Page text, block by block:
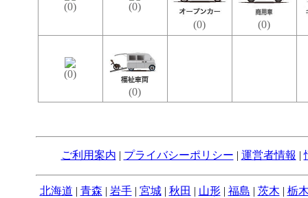
(0)
(0)
(0)
(0)
(0)
(0)
ご利用案内 | プライバシーポリシー | 運営者情報 |
北海道 | 青森 | 岩手| 宮城| 秋田 | 山形| 福島 | 茨木 | 栃